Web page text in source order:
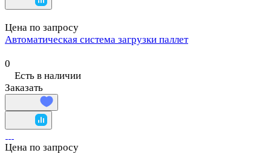
Цена по запросу
Автоматическая система загрузки паллет
0
Есть в наличии
Заказать
Цена по запросу